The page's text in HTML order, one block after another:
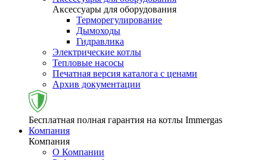
Аксессуары для оборудования
Терморегулирование
Дымоходы
Гидравлика
Электрические котлы
Тепловые насосы
Печатная версия каталога с ценами
Архив документации
Бесплатная полная гарантия на котлы Immergas
Компания
Компания
О Компании